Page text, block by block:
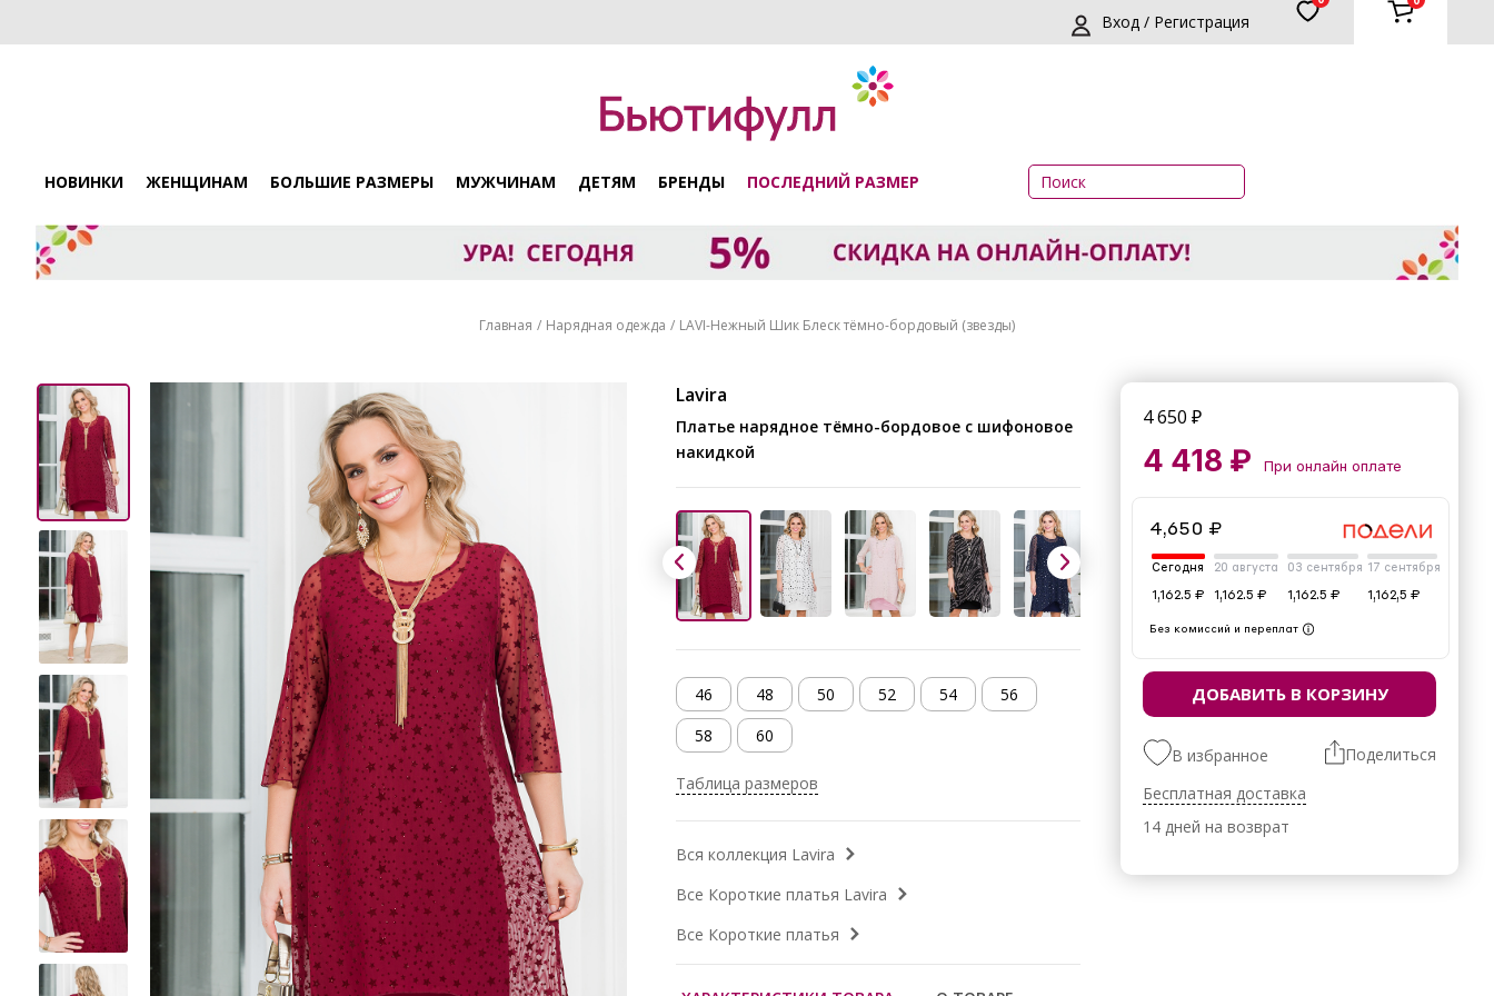
Вход / Регистрация
НОВИНКИ ЖЕНЩИНАМ БОЛЬШИЕ РАЗМЕРЫ МУЖЧИНАМ ДЕТЯМ БРЕНДЫ ПОСЛЕДНИЙ РАЗМЕР
Главная Нарядная одежда LAVI-Нежный Шик Блеск тёмно-бордовый (звезды)
Lavira
Платье нарядное тёмно-бордовое с шифоновое
накидкой
46 48 50 52 54
56
58
60
Таблица размеров
Вся коллекция Lavira
Все Короткие платья Lavira
Все Короткие платья
4 650 ₽
4 418 ₽ При онлайн оплате
4,650 ₽
Сегодня
1,162.5 ₽
20 августа
1,162.5 ₽
03 сентября
1,162.5 ₽
17 сентября
1,162,5 ₽
Без комиссий и переплат
ДОБАВИТЬ В КОРЗИНУ
В избранное
Поделиться
Бесплатная доставка
14 дней на возврат